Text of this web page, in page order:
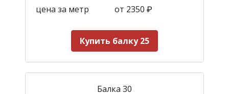
цена за метр
от 2350 ₽
Купить балку 25
Балка 30